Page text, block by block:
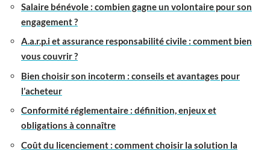
Salaire bénévole : combien gagne un volontaire pour son
engagement ?
A.a.r.p.i et assurance responsabilité civile : comment bien
vous couvrir ?
Bien choisir son incoterm : conseils et avantages pour
l’acheteur
Conformité réglementaire : définition, enjeux et
obligations à connaître
Coût du licenciement : comment choisir la solution la